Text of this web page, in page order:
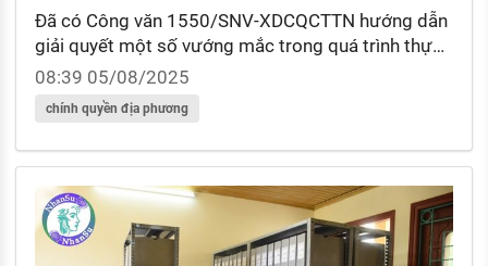
Đã có Công văn 1550/SNV-XDCQCTTN hướng dẫn
giải quyết một số vướng mắc trong quá trình thực
hiện mô hình chính quyền địa phương 02 cấp tại
phường, xã, đặc khu? Phân loại đơn vị hành chính
được quy định như thế nào?
08:39 05/08/2025
chính quyền địa phương